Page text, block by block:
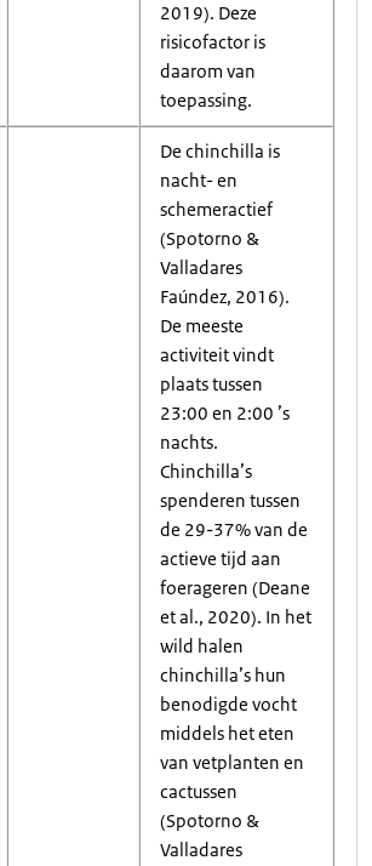
2019). Deze
risicofactor is
daarom van
toepassing.
De chinchilla is
nacht- en
schemeractief
(Spotorno &
Valladares
Faúndez, 2016).
De meeste
activiteit vindt
plaats tussen
23:00 en 2:00 ’s
nachts.
Chinchilla’s
spenderen tussen
de 29-37% van de
actieve tijd aan
foerageren (Deane
et al., 2020). In het
wild halen
chinchilla’s hun
benodigde vocht
middels het eten
van vetplanten en
cactussen
(Spotorno &
Valladares